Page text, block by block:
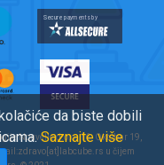
da biste dobili
Saznajte više
Nouvelle d.o.o. 16. Oktobar 19,
u čijem